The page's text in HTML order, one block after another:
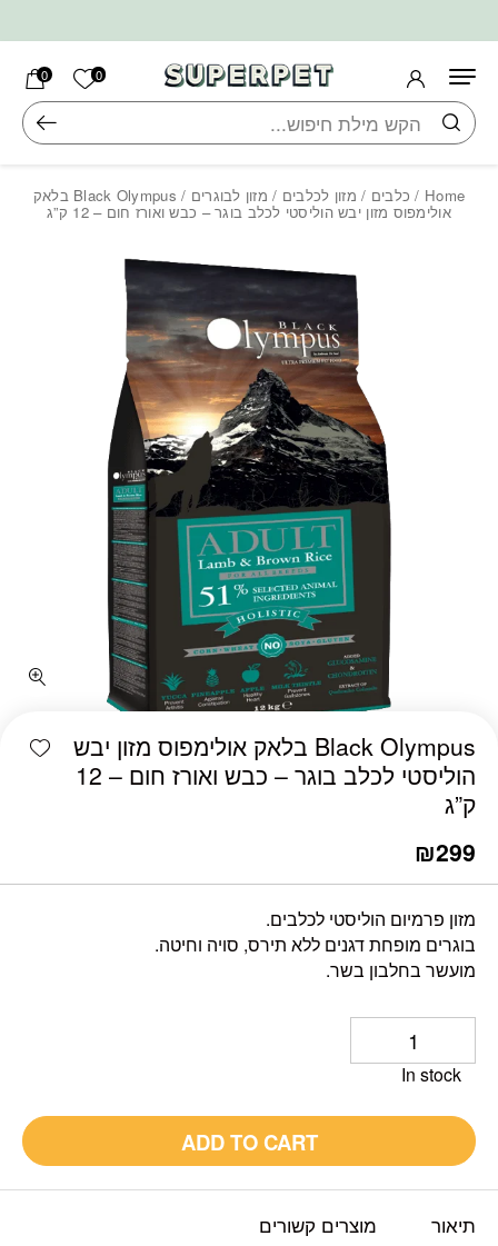
0 הרשימה
0
חיפוש
Home
/ כלבים / מזון לכלבים / מזון לבוגרים / Black Olympus בלאק
אולימפוס מזון יבש הוליסטי לכלב בוגר – כבש ואורז חום – 12 ק”ג
Black Olympus בלאק אולימפוס מזון יבש
הוליסטי לכלב בוגר – כבש ואורז חום – 12
ק”ג
₪299
מזון פרמיום הוליסטי לכלבים.
בוגרים מופחת דגנים ללא תירס, סויה וחיטה.
מועשר בחלבון בשר.
In stock
ADD TO CART
תיאור מוצרים קשורים